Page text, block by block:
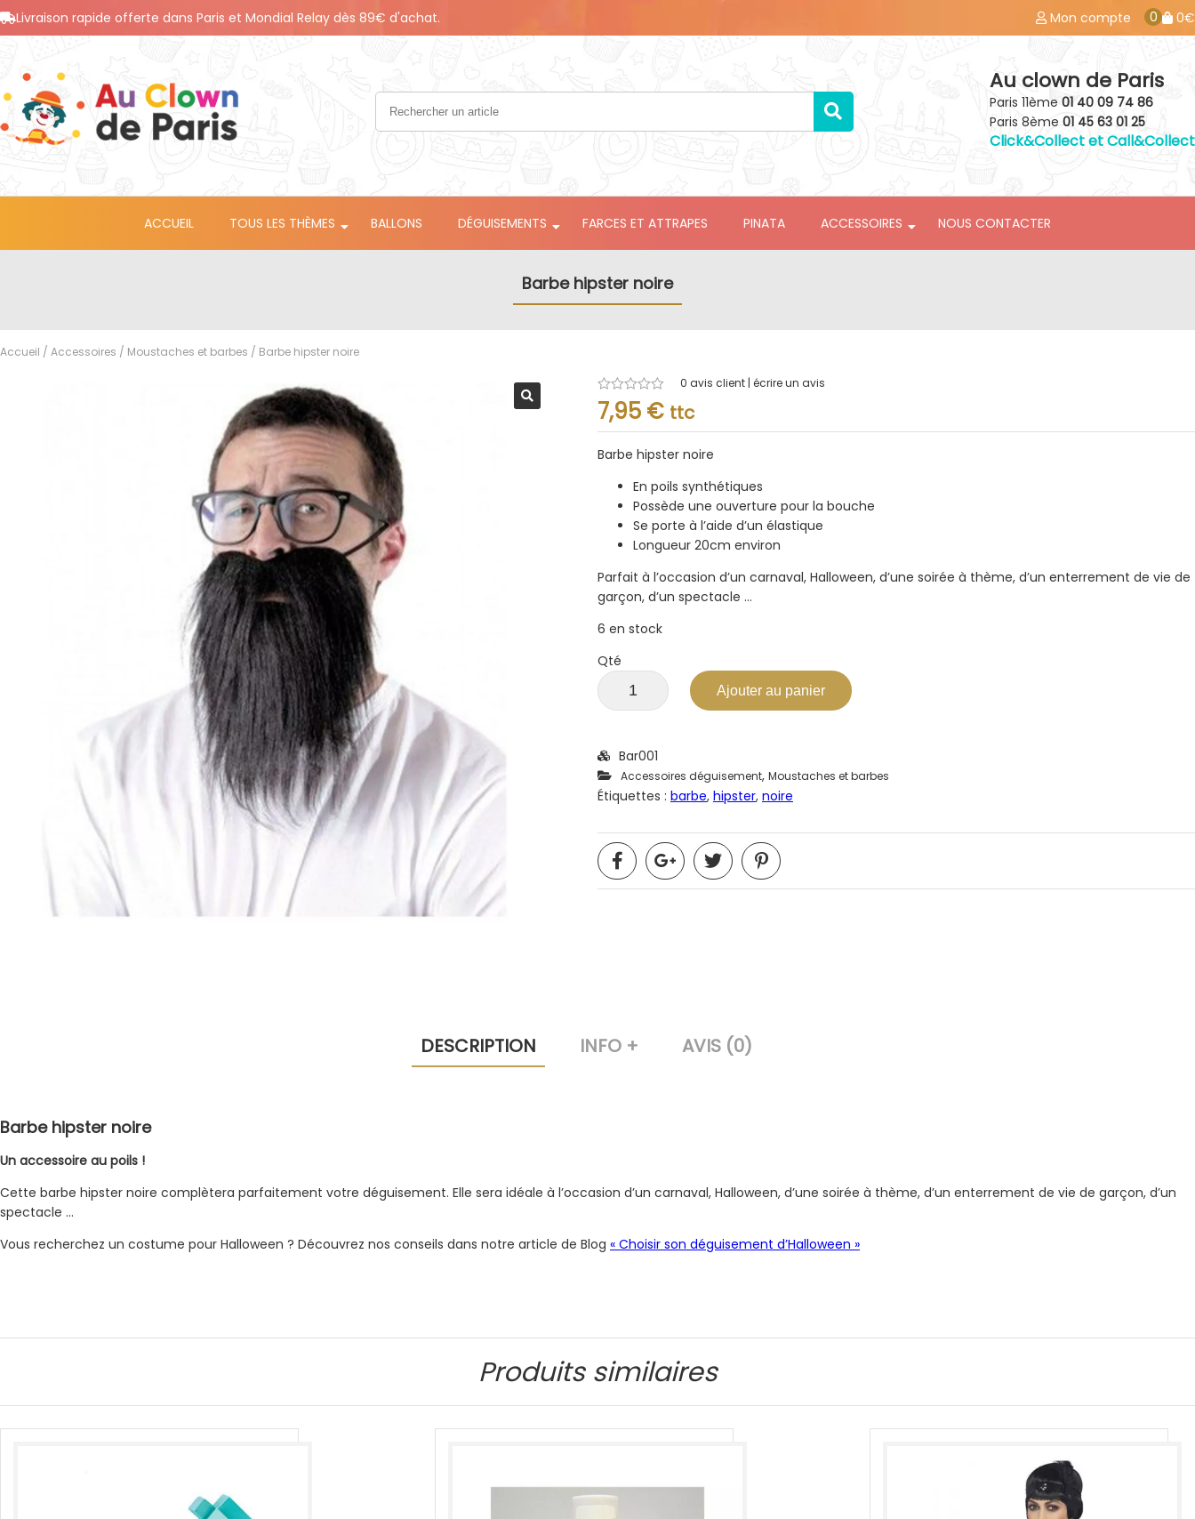
Livraison rapide offerte dans Paris et Mondial Relay dès 89€ d'achat. Mon compte 0 0€
Au clown de Paris
Paris 11ème 01 40 09 74 86
Paris 8ème 01 45 63 01 25
Click&Collect et Call&Collect
ACCUEIL TOUS LES THÈMES BALLONS DÉGUISEMENTS FARCES ET ATTRAPES PINATA ACCESSOIRES NOUS CONTACTER
Barbe hipster noire
Accueil / Accessoires / Moustaches et barbes / Barbe hipster noire
Note
0.001
0 avis client | écrire un avis
7,95 € ttc
Barbe hipster noire
En poils synthétiques
Possède une ouverture pour la bouche
Se porte à l’aide d’un élastique
Longueur 20cm environ
Parfait à l’occasion d’un carnaval, Halloween, d’une soirée à thème, d’un enterrement de vie de
garçon, d’un spectacle …
6 en stock
Qté
Ajouter au panier
Bar001
Accessoires déguisement, Moustaches et barbes
Étiquettes : barbe, hipster, noire
DESCRIPTION INFO + AVIS (0)
Barbe hipster noire
Un accessoire au poils !
Cette barbe hipster noire complètera parfaitement votre déguisement. Elle sera idéale à l’occasion d’un carnaval, Halloween, d’une soirée à thème, d’un enterrement de vie de garçon, d’un
spectacle …
Vous recherchez un costume pour Halloween ? Découvrez nos conseils dans notre article de Blog « Choisir son déguisement d’Halloween »
Produits similaires